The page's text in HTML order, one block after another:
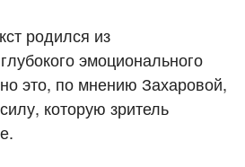
родился из
эмоционального
это, по мнению Захаровой,
которую зритель